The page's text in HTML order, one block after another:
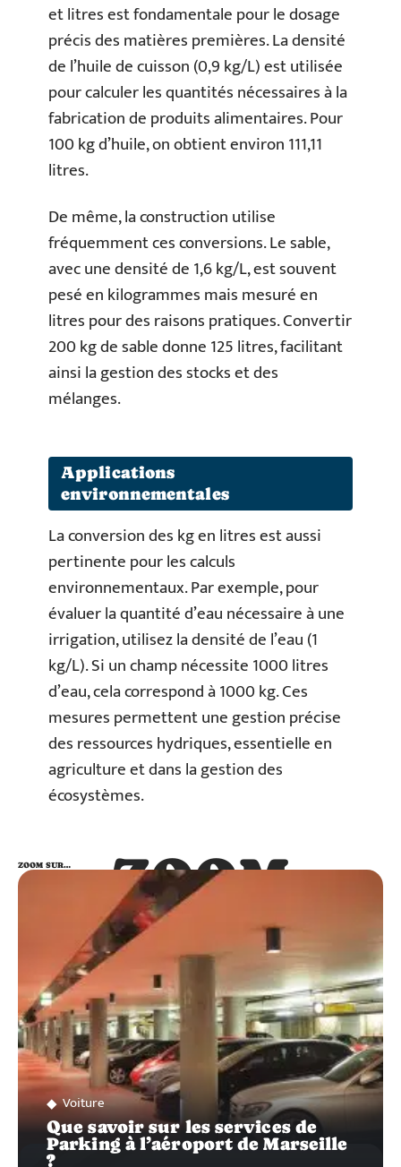
et litres est fondamentale pour le dosage
précis des matières premières. La densité
de l’huile de cuisson (0,9 kg/L) est utilisée
pour calculer les quantités nécessaires à la
fabrication de produits alimentaires. Pour
100 kg d’huile, on obtient environ 111,11
litres.
De même, la construction utilise
fréquemment ces conversions. Le sable,
avec une densité de 1,6 kg/L, est souvent
pesé en kilogrammes mais mesuré en
litres pour des raisons pratiques. Convertir
200 kg de sable donne 125 litres, facilitant
ainsi la gestion des stocks et des
mélanges.
Applications
environnementales
La conversion des kg en litres est aussi
pertinente pour les calculs
environnementaux. Par exemple, pour
évaluer la quantité d’eau nécessaire à une
irrigation, utilisez la densité de l’eau (1
kg/L). Si un champ nécessite 1000 litres
d’eau, cela correspond à 1000 kg. Ces
mesures permettent une gestion précise
des ressources hydriques, essentielle en
agriculture et dans la gestion des
écosystèmes.
ZOOM
SUR…
ZOOM SUR…
Voiture
Que savoir sur les services de
Parking à l’aéroport de Marseille
?